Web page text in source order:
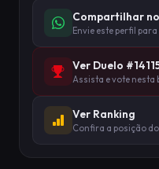
Compartilhar
Envie este perfil
Ver Duelo
Assista e vote nesta
Ver Ranking
Confira a posição